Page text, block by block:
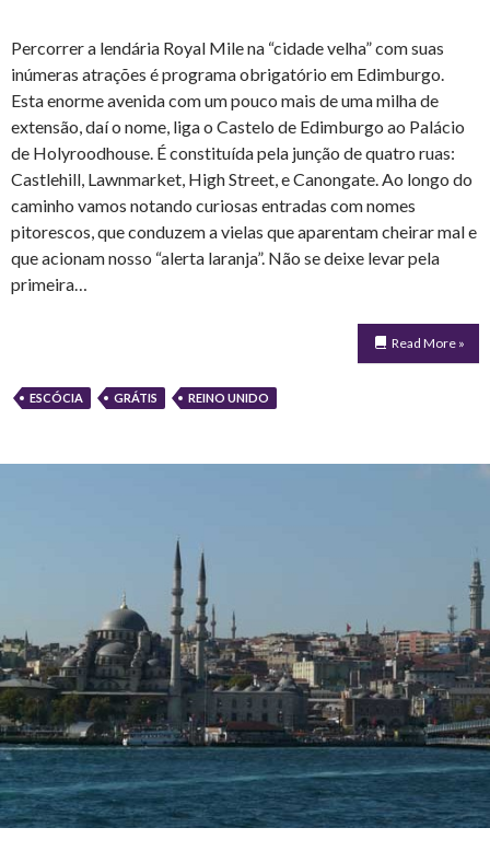
Percorrer a lendária Royal Mile na “cidade velha” com suas
inúmeras atrações é programa obrigatório em Edimburgo.
Esta enorme avenida com um pouco mais de uma milha de
extensão, daí o nome, liga o Castelo de Edimburgo ao Palácio
de Holyroodhouse. É constituída pela junção de quatro ruas:
Castlehill, Lawnmarket, High Street, e Canongate. Ao longo do
caminho vamos notando curiosas entradas com nomes
pitorescos, que conduzem a vielas que aparentam cheirar mal e
que acionam nosso “alerta laranja”. Não se deixe levar pela
primeira…
Read More »
ESCÓCIA GRÁTIS REINO UNIDO